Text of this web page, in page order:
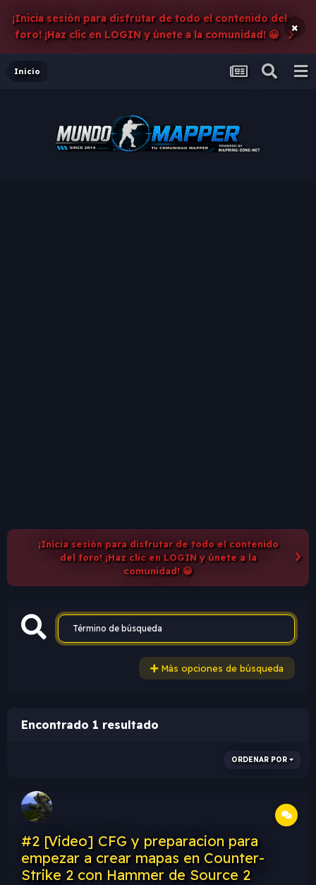
¡Inicia sesión para disfrutar de todo el contenido del
foro! ¡Haz clic en LOGIN y únete a la comunidad! 😀
×
Inicio
¡Inicia sesión para disfrutar de todo el contenido
del foro! ¡Haz clic en LOGIN y únete a la
comunidad! 😀
Más opciones de búsqueda
Encontrado 1 resultado
ORDENAR POR
#2 [Video] CFG y preparacion para
empezar a crear mapas en Counter-
Strike 2 con Hammer de Source 2